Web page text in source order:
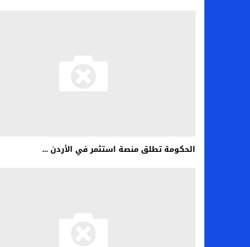
الحكومة تطلق منصة استثمر في الأردن …